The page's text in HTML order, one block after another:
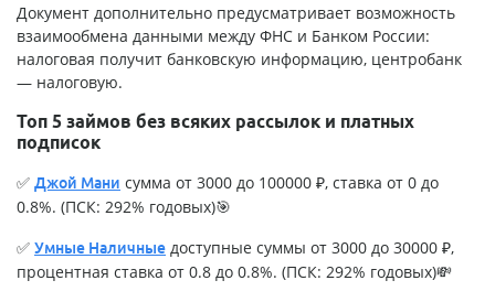
Документ дополнительно предусматривает возможность
взаимообмена данными между ФНС и Банком России:
налоговая получит банковскую информацию, центробанк
— налоговую.
Топ 5 займов без всяких рассылок и платных
подписок
✅ Джой Мани сумма от 3000 до 100000 ₽, ставка от 0 до
0.8%. (ПСК: 292% годовых)🎯
✅ Умные Наличные доступные суммы от 3000 до 30000 ₽,
процентная ставка от 0.8 до 0.8%. (ПСК: 292% годовых)💸